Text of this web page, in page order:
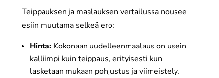
Teippauksen ja maalauksen vertailussa nousee
esiin muutama selkeä ero:
Hinta:Kokonaan uudelleenmaalaus on usein
kalliimpi kuin teippaus, erityisesti kun
lasketaan mukaan pohjustus ja viimeistely.